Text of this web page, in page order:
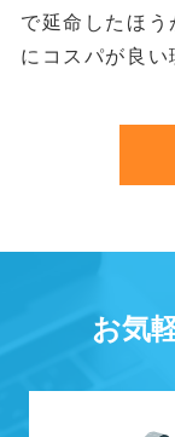
で延命したほう
にコスパが良い
お気